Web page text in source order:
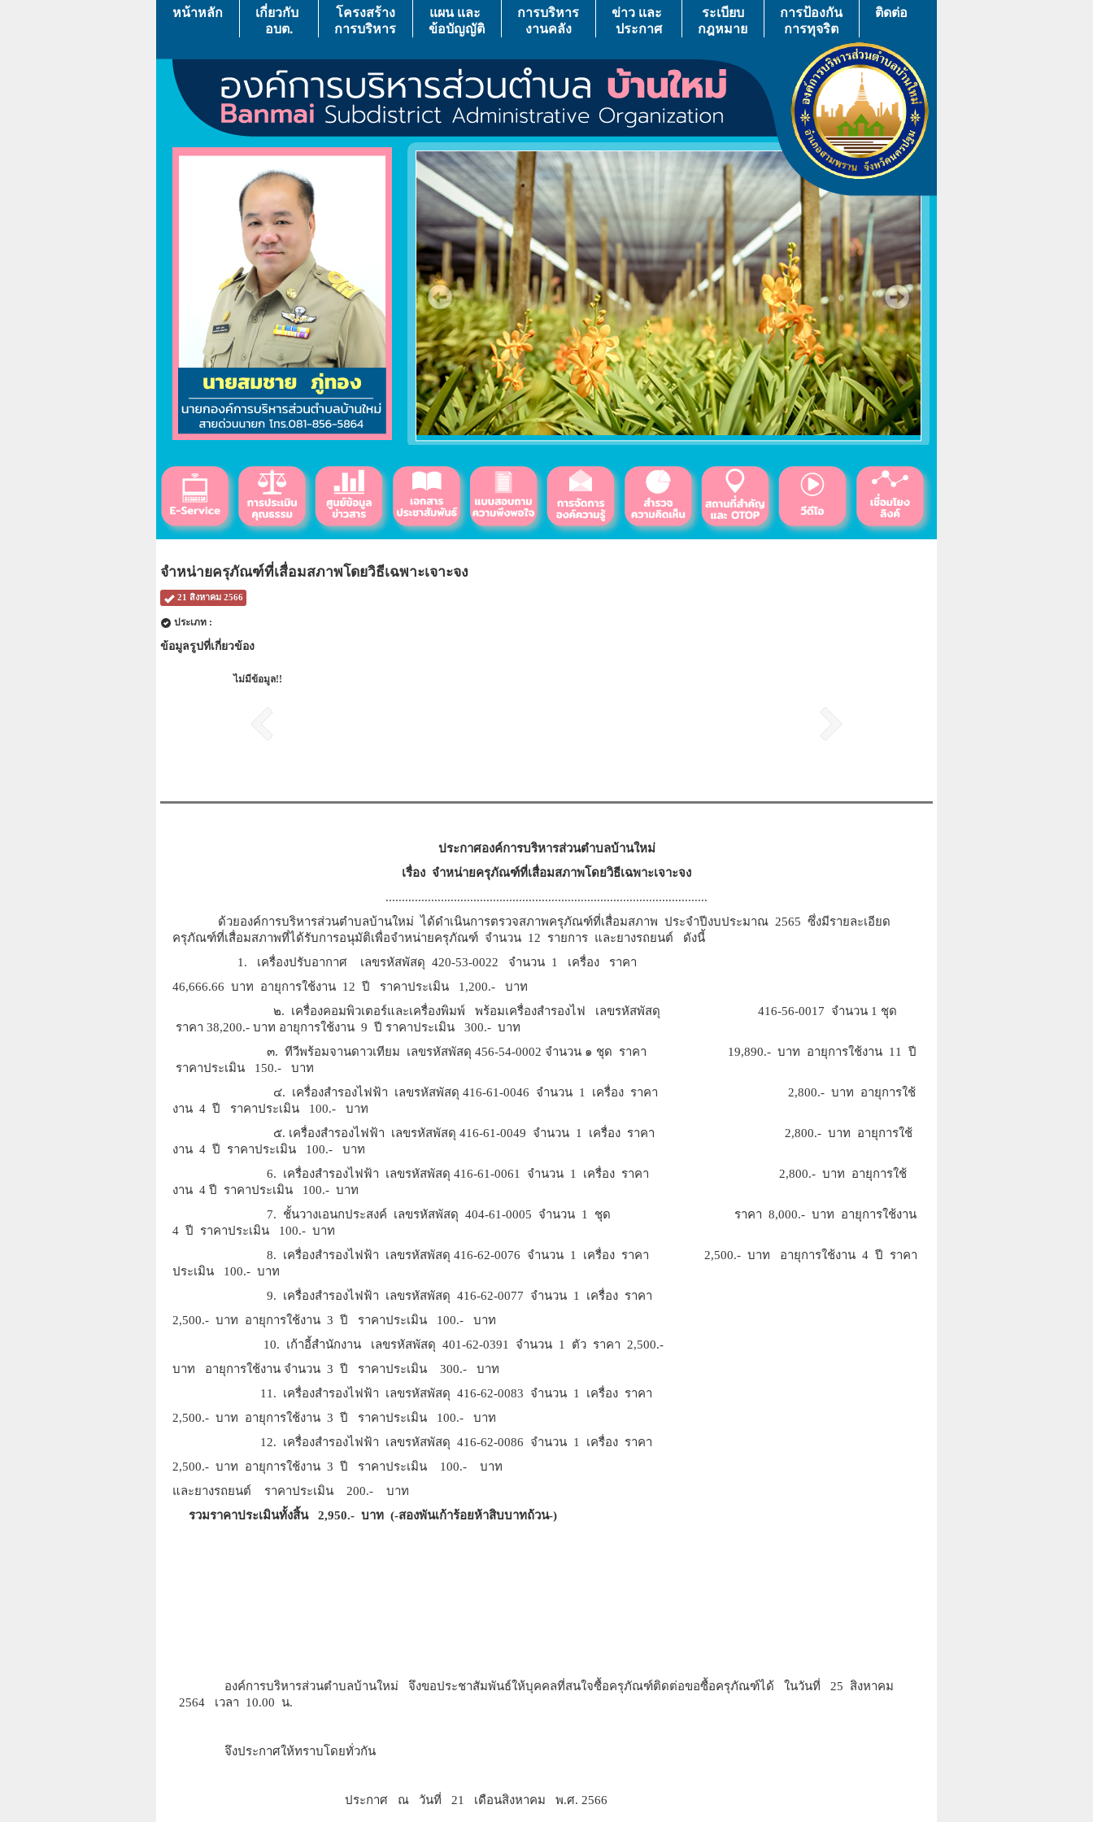
หน้าหลัก
เกี่ยวกับ
อบต.
โครงสร้าง
การบริหาร
แผน เเละ
ข้อบัญญัติ
การบริหาร
งานคลัง
ข่าว เเละ
ประกาศ
ระเบียบ
กฎหมาย
การป้องกัน
การทุจริต
ติดต่อ
จำหน่ายครุภัณฑ์ที่เสื่อมสภาพโดยวิธีเฉพาะเจาะจง
21 สิงหาคม 2566
ประเภท :
ข้อมูลรูปที่เกี่ยวข้อง
ไม่มีข้อมูล!!
ประกาศองค์การบริหารส่วนตำบลบ้านใหม่
เรื่อง จำหน่ายครุภัณฑ์ที่เสื่อมสภาพโดยวิธีเฉพาะเจาะจง
...................................................................................................
ด้วยองค์การบริหารส่วนตำบลบ้านใหม่ ได้ดำเนินการตรวจสภาพครุภัณฑ์ที่เสื่อมสภาพ ประจำปีงบประมาณ 2565 ซึ่งมีรายละเอียด
ครุภัณฑ์ที่เสื่อมสภาพที่ได้รับการอนุมัติเพื่อจำหน่ายครุภัณฑ์ จำนวน 12 รายการ และยางรถยนต์ ดังนี้
1. เครื่องปรับอากาศ เลขรหัสพัสดุ 420-53-0022 จำนวน 1 เครื่อง ราคา
46,666.66 บาท อายุการใช้งาน 12 ปี ราคาประเมิน 1,200.- บาท
๒. เครื่องคอมพิวเตอร์และเครื่องพิมพ์ พร้อมเครื่องสำรองไฟ เลขรหัสพัสดุ 416-56-0017 จำนวน 1 ชุด
ราคา 38,200.- บาท อายุการใช้งาน 9 ปี ราคาประเมิน 300.- บาท
๓. ทีวีพร้อมจานดาวเทียม เลขรหัสพัสดุ 456-54-0002 จำนวน ๑ ชุด ราคา 19,890.- บาท อายุการใช้งาน 11 ปี
ราคาประเมิน 150.- บาท
๔. เครื่องสำรองไฟฟ้า เลขรหัสพัสดุ 416-61-0046 จำนวน 1 เครื่อง ราคา 2,800.- บาท อายุการใช้
งาน 4 ปี ราคาประเมิน 100.- บาท
๕. เครื่องสำรองไฟฟ้า เลขรหัสพัสดุ 416-61-0049 จำนวน 1 เครื่อง ราคา 2,800.- บาท อายุการใช้
งาน 4 ปี ราคาประเมิน 100.- บาท
6. เครื่องสำรองไฟฟ้า เลขรหัสพัสดุ 416-61-0061 จำนวน 1 เครื่อง ราคา 2,800.- บาท อายุการใช้
งาน 4 ปี ราคาประเมิน 100.- บาท
7. ชั้นวางเอนกประสงค์ เลขรหัสพัสดุ 404-61-0005 จำนวน 1 ชุด ราคา 8,000.- บาท อายุการใช้งาน
4 ปี ราคาประเมิน 100.- บาท
8. เครื่องสำรองไฟฟ้า เลขรหัสพัสดุ 416-62-0076 จำนวน 1 เครื่อง ราคา 2,500.- บาท อายุการใช้งาน 4 ปี ราคา
ประเมิน 100.- บาท
9. เครื่องสำรองไฟฟ้า เลขรหัสพัสดุ 416-62-0077 จำนวน 1 เครื่อง ราคา
2,500.- บาท อายุการใช้งาน 3 ปี ราคาประเมิน 100.- บาท
10. เก้าอี้สำนักงาน เลขรหัสพัสดุ 401-62-0391 จำนวน 1 ตัว ราคา 2,500.-
บาท อายุการใช้งาน จำนวน 3 ปี ราคาประเมิน 300.- บาท
11. เครื่องสำรองไฟฟ้า เลขรหัสพัสดุ 416-62-0083 จำนวน 1 เครื่อง ราคา
2,500.- บาท อายุการใช้งาน 3 ปี ราคาประเมิน 100.- บาท
12. เครื่องสำรองไฟฟ้า เลขรหัสพัสดุ 416-62-0086 จำนวน 1 เครื่อง ราคา
2,500.- บาท อายุการใช้งาน 3 ปี ราคาประเมิน 100.- บาท
และยางรถยนต์ ราคาประเมิน 200.- บาท
รวมราคาประเมินทั้งสิ้น 2,950.- บาท (-สองพันเก้าร้อยห้าสิบบาทถ้วน-)
องค์การบริหารส่วนตำบลบ้านใหม่ จึงขอประชาสัมพันธ์ให้บุคคลที่สนใจซื้อครุภัณฑ์ติดต่อขอซื้อครุภัณฑ์ได้ ในวันที่ 25 สิงหาคม
2564 เวลา 10.00 น.
จึงประกาศให้ทราบโดยทั่วกัน
ประกาศ ณ วันที่ 21 เดือนสิงหาคม พ.ศ. 2566